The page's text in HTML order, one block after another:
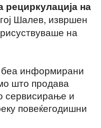
рециркулација на
Шалев, извршен
на
беа информирани
што продава
сервисирање и
повеќегодишни